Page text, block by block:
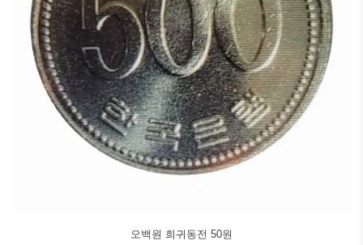
오백원 희귀동전 50원